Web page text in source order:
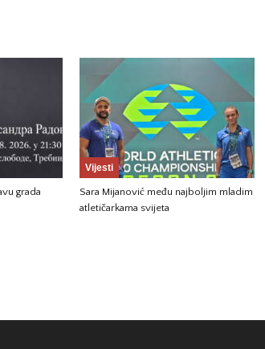
grada
Vijesti
Sara Mijanović među najboljim mladim
atletičarkama svijeta